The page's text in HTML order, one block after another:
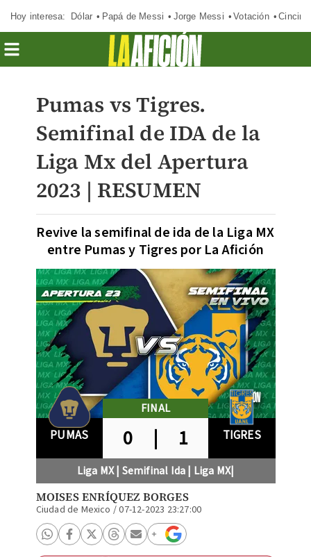
Hoy interesa: Dólar Papá de Messi Jorge Messi Votación
Pumas vs Tigres.
Semifinal de IDA de la
Liga Mx del Apertura
2023 | RESUMEN
Revive la semifinal de ida de la Liga MX
entre Pumas y Tigres por La Afición
FINAL
PUMAS 0 | 1 TIGRES
Liga MX | Semifinal Ida | Liga MX|
MOISES ENRÍQUEZ BORGES
Ciudad de Mexico /07-12-2023 23:27:00